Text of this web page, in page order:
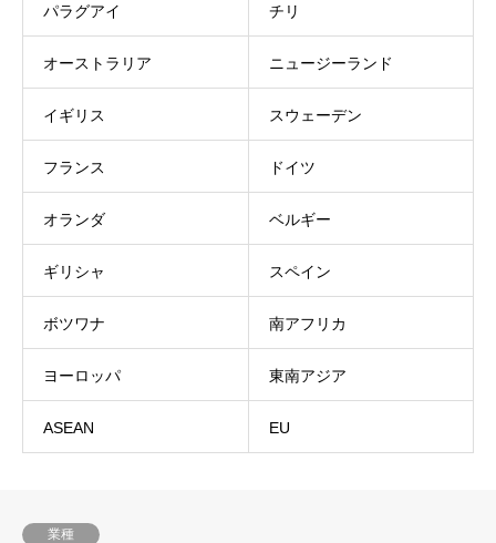
パラグアイ チリ
オーストラリア ニュージーランド
イギリス スウェーデン
フランス ドイツ
オランダ ベルギー
ギリシャ スペイン
ボツワナ 南アフリカ
ヨーロッパ 東南アジア
ASEAN EU
業種